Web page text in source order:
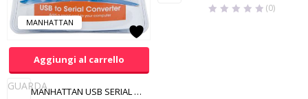
MANHATTAN
Aggiungi al carrello
GUARDA MANHATTAN USB SERIAL CONVERTER
(0)